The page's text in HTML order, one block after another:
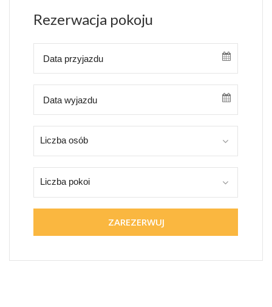
Rezerwacja pokoju
Liczba osób
Liczba pokoi
ZAREZERWUJ